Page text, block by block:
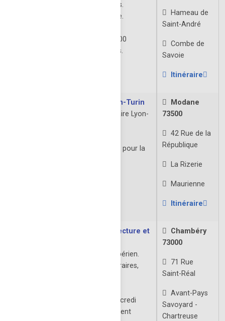
Initiation à la dégustation des vins.
Sur réseravtion cours d'oenologie.
Tous les jours: 15:00 - 19:00
Groupes sur Rendez-Vous.
Hameau de
Saint-André
Combe de
Savoie
Itinéraire
Centre d’exposition tunnel Lyon-Turin
Exposition sur le chantier ferroviaire Lyon-
Portes ouvertes chantiers pour la
Modane
73500
42 Rue de la
République
La Rizerie
Maurienne
Itinéraire
Centre d’interprétation, Architecture et
architecture et patrimoine chambérien.
Exposition permanente et temporaires,
Vendredi à Dimanche et Mercredi
Horaires ou services peuvent
Chambéry
73000
71 Rue
Saint-Réal
Avant-Pays
Savoyard -
Chartreuse